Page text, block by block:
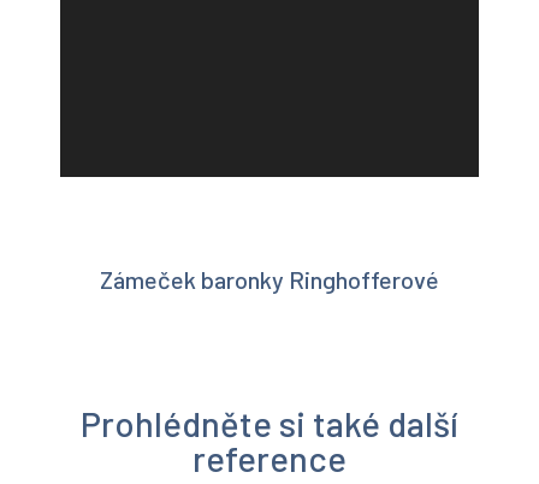
Zámeček baronky Ringhofferové
Prohlédněte si také další
reference